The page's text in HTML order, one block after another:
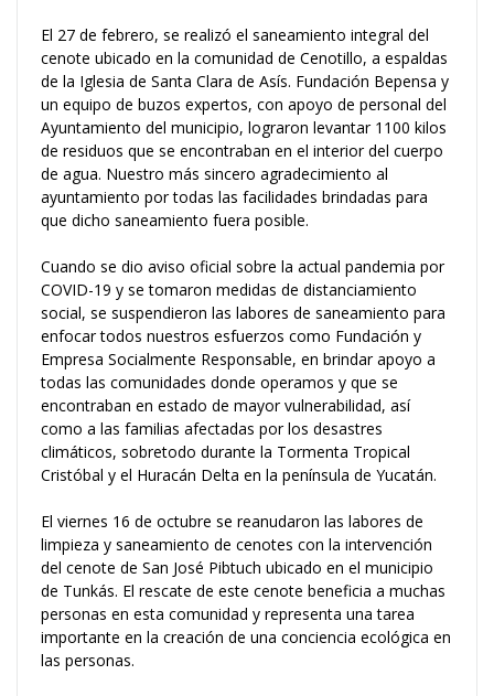
El 27 de febrero, se realizó el saneamiento integral del
cenote ubicado en la comunidad de Cenotillo, a espaldas
de la Iglesia de Santa Clara de Asís. Fundación Bepensa y
un equipo de buzos expertos, con apoyo de personal del
Ayuntamiento del municipio, lograron levantar 1100 kilos
de residuos que se encontraban en el interior del cuerpo
de agua. Nuestro más sincero agradecimiento al
ayuntamiento por todas las facilidades brindadas para
que dicho saneamiento fuera posible.
Cuando se dio aviso oficial sobre la actual pandemia por
COVID-19 y se tomaron medidas de distanciamiento
social, se suspendieron las labores de saneamiento para
enfocar todos nuestros esfuerzos como Fundación y
Empresa Socialmente Responsable, en brindar apoyo a
todas las comunidades donde operamos y que se
encontraban en estado de mayor vulnerabilidad, así
como a las familias afectadas por los desastres
climáticos, sobretodo durante la Tormenta Tropical
Cristóbal y el Huracán Delta en la península de Yucatán.
El viernes 16 de octubre se reanudaron las labores de
limpieza y saneamiento de cenotes con la intervención
del cenote de San José Pibtuch ubicado en el municipio
de Tunkás. El rescate de este cenote beneficia a muchas
personas en esta comunidad y representa una tarea
importante en la creación de una conciencia ecológica en
las personas.